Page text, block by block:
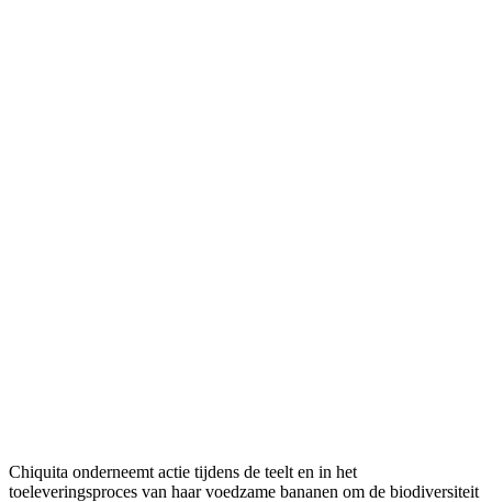
Chiquita onderneemt actie tijdens de teelt en in het
toeleveringsproces van haar voedzame bananen om de biodiversiteit